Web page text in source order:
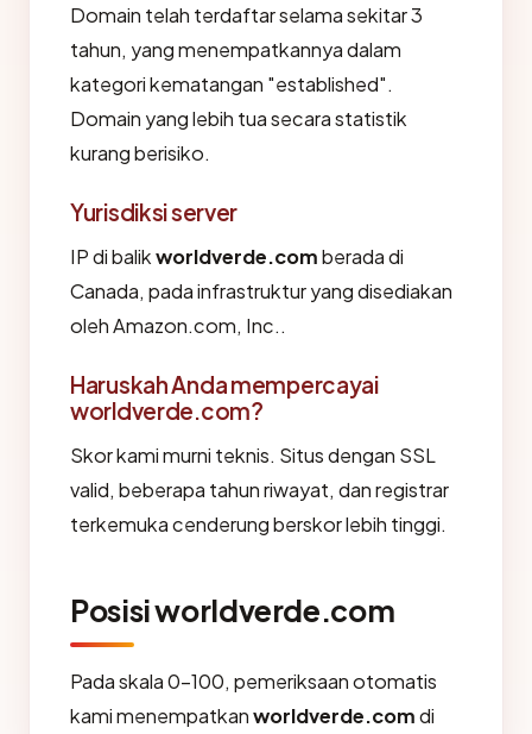
Domain telah terdaftar selama sekitar 3
tahun, yang menempatkannya dalam
kategori kematangan "established".
Domain yang lebih tua secara statistik
kurang berisiko.
Yurisdiksi server
IP di balikworldverde.comberada di
Canada, pada infrastruktur yang disediakan
oleh Amazon.com, Inc..
Haruskah Anda mempercayai
worldverde.com?
Skor kami murni teknis. Situs dengan SSL
valid, beberapa tahun riwayat, dan registrar
terkemuka cenderung berskor lebih tinggi.
Posisi worldverde.com
Pada skala 0-100, pemeriksaan otomatis
kami menempatkanworldverde.comdi